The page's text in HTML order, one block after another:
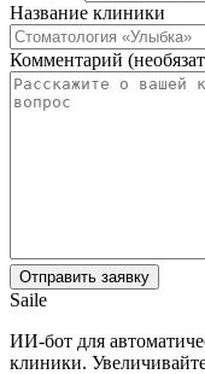
Название клиники
Комментарий
Saile
ИИ-бот для
клиники.